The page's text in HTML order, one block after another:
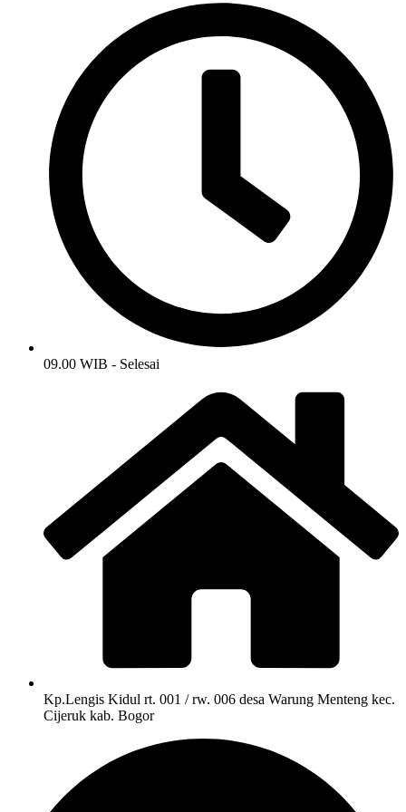
09.00 WIB - Selesai
Kp.Lengis Kidul rt. 001 / rw. 006 desa Warung Menteng kec.
Cijeruk kab. Bogor